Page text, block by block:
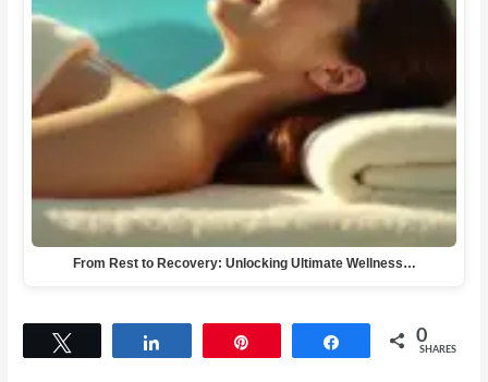
From Rest to Recovery: Unlocking Ultimate Wellness…
Share 0
SHARES